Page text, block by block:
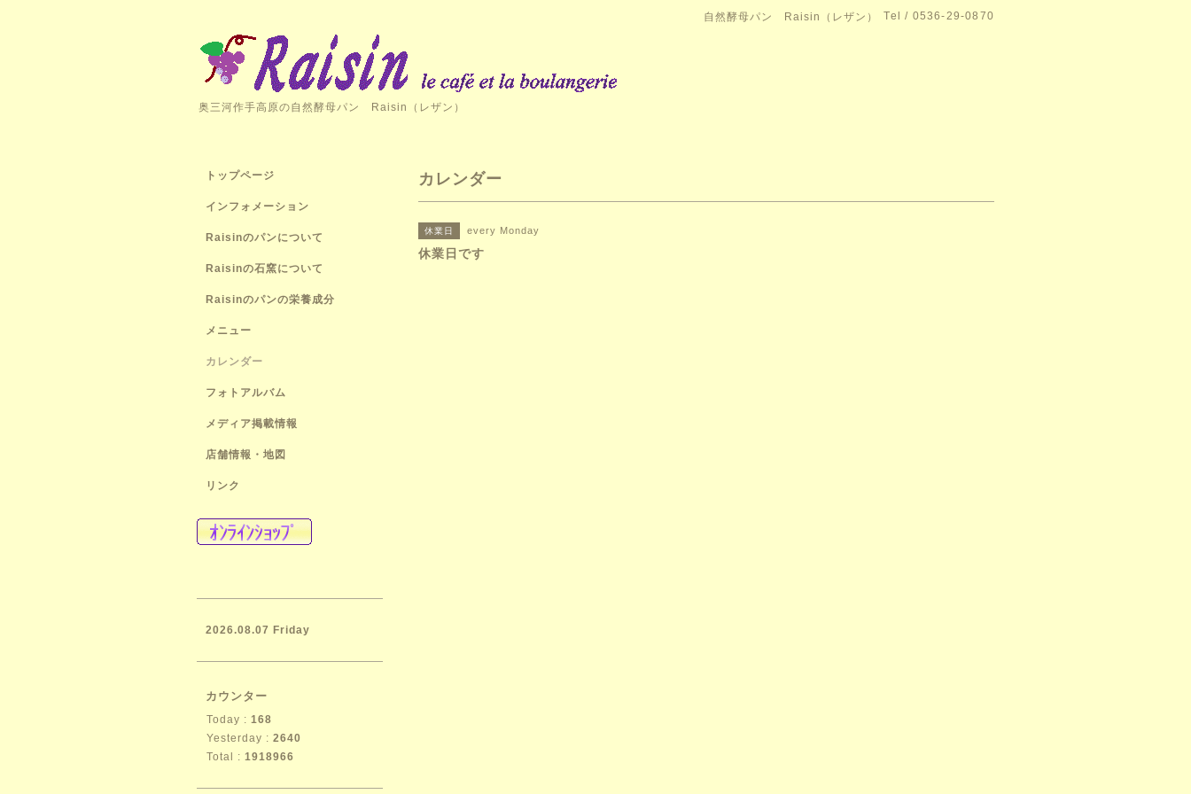
自然酵母パン Raisin（レザン） Tel / 0536-29-0870
奥三河作手高原の自然酵母パン Raisin（レザン）
カレンダー
休業日 every Monday
休業日です
トップページ
インフォメーション
Raisinのパンについて
Raisinの石窯について
Raisinのパンの栄養成分
メニュー
カレンダー
フォトアルバム
メディア掲載情報
店舗情報・地図
リンク
2026.08.07 Friday
カウンター
Today : 168
Yesterday : 2640
Total : 1918966